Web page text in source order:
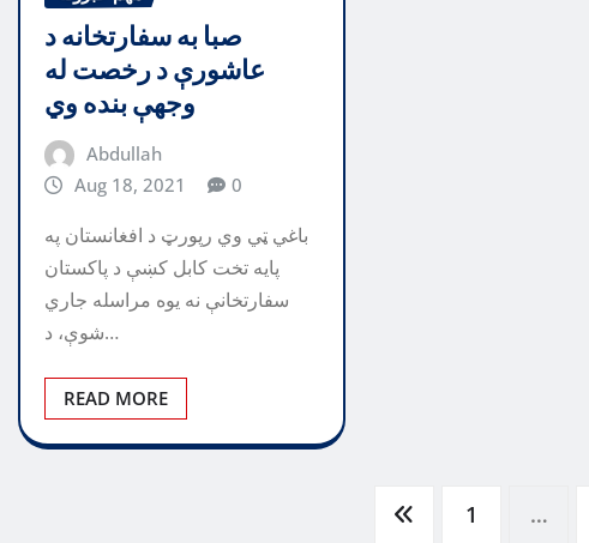
صبا به سفارتخانه د
عاشورې د رخصت له
وجهې بنده وي
Abdullah
Aug 18, 2021
0
باغي ټي وي رپورټ د افغانستان په
پایه تخت کابل کښې د پاکستان
سفارتخانې نه یوه مراسله جاري
شوې، د…
READ MORE
1 …